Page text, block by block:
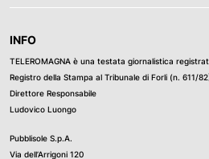
INFO
TELEROMAGNA è una testata giornalistica
Registro della Stampa al Tribunale di Forli (n. 611/
Direttore Responsabile
Ludovico Luongo
Pubblisole S.p.A.
Via dell’Arrigoni 120